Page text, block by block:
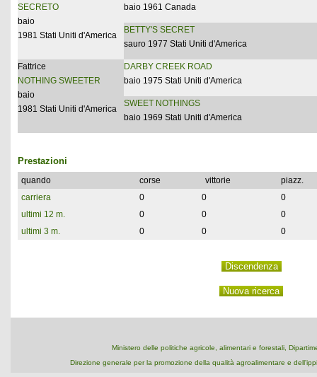
SECRETO
baio
1981 Stati Uniti d'America
baio 1961 Canada
BETTY'S SECRET
sauro 1977 Stati Uniti d'America
Fattrice
NOTHING SWEETER
baio
1981 Stati Uniti d'America
DARBY CREEK ROAD
baio 1975 Stati Uniti d'America
SWEET NOTHINGS
baio 1969 Stati Uniti d'America
Prestazioni
quando corse vittorie
piazz.
carriera
0 0
0
ultimi 12 m.
0 0
0
ultimi 3 m.
0 0 0
Ministero delle politiche agricole, alimentari e forestali,
Direzione generale per la promozione della qualità agroalimentare e